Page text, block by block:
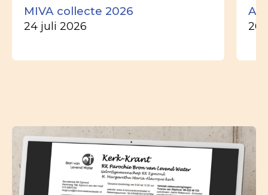
MIVA collecte 2026
24 juli 2026 26